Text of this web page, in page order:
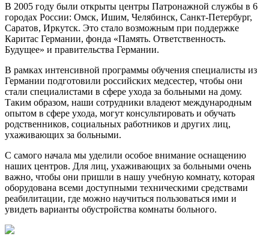
В 2005 году были открыты центры Патронажной службы в 6
городах России: Омск, Ишим, Челябинск, Санкт-Петербург,
Саратов, Иркутск. Это стало возможным при поддержке
Каритас Германии, фонда «Память. Ответственность.
Будущее» и правительства Германии.
В рамках интенсивной программы обучения специалисты из
Германии подготовили российских медсестер, чтобы они
стали специалистами в сфере ухода за больными на дому.
Таким образом, наши сотрудники владеют международным
опытом в сфере ухода, могут консультировать и обучать
родственников, социальных работников и других лиц,
ухаживающих за больными.
С самого начала мы уделили особое внимание оснащению
наших центров. Для лиц, ухаживающих за больными очень
важно, чтобы они пришли в нашу учебную комнату, которая
оборудована всеми доступными техническими средствами
реабилитации, где можно научиться пользоваться ими и
увидеть варианты обустройства комнаты больного.